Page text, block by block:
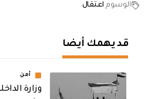
الوسوم اعتقال
قد يهمك أيضا
أمن
وزارة